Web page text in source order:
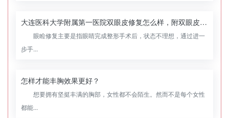
大连医科大学附属第一医院双眼皮修复怎么样，附双眼皮修复案例
眼睑修复主要是指眼睛完成整形手术后，状态不理想，通过进一
步手...
怎样才能丰胸效果更好？
想要拥有坚挺丰满的胸部，女性都不会陌生。然而不是每个女性
都能...